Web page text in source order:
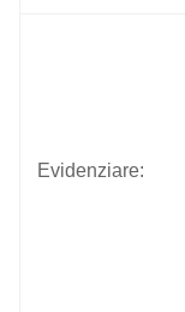
Evidenziare: